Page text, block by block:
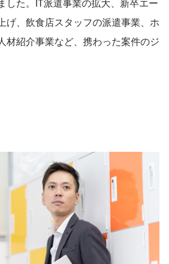
げ、飲食店スタッフの派遣事業、ホ
材紹介事業など、携わった案件のジ